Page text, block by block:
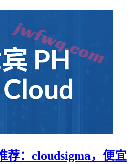
荐：cloudsigma，便宜